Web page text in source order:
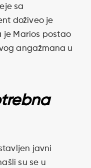
sa
doživeo je
je Marios postao
angažmana u
javni
su se u